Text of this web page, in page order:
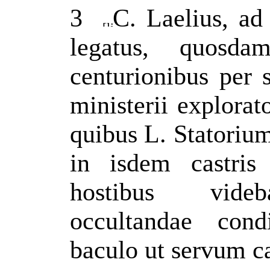
3
C. Laelius, ad
legatus,
centurionibus per
ministerii
quibus L.
in isdem
hostibus
occultandae
baculo ut servum